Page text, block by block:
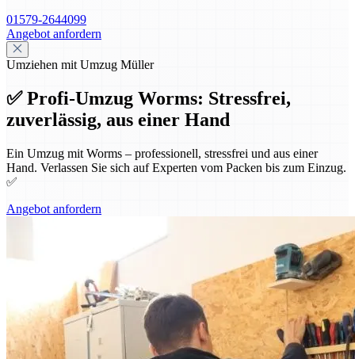
01579-2644099
Angebot anfordern
Umziehen mit Umzug Müller
✅ Profi-Umzug Worms: Stressfrei,
zuverlässig, aus einer Hand
Ein Umzug mit Worms – professionell, stressfrei und aus einer
Hand. Verlassen Sie sich auf Experten vom Packen bis zum Einzug.
✅
Angebot anfordern